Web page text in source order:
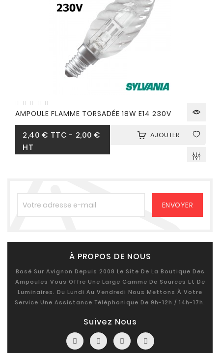
AMPOULE FLAMME TORSADÉE 18W E14 230V
2,40 € Prix
TTC - 2,00 €
HT
AJOUTER
À PROPOS DE NOUS
Basé Sur Avignon Depuis 2008 Le Site De La Boutique Des
Ampoules Vous Offre Une Large Gamme De Sources Et De
Luminaires. Du Lundi Au Vendredi Nous Mettons À Votre
Service Une Assistance Téléphonique De 9h-12h / 14h-17h.
Suivez Nous